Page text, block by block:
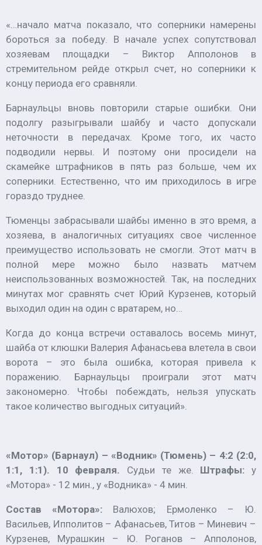
«…начало матча показало, что соперники намерены
бороться за победу. В начале успех сопутствовал
хозяевам площадки – Виктор Апполонов в
стремительном рейде открыл счет, но соперники к
концу периода его сравняли.
Барнаульцы вновь повторили старые ошибки. Они
подолгу разыгрывали шайбу и часто допускали
неточности в передачах. Кроме того, их часто
подводили нервы. И поэтому они просидели на
скамейке штрафников в пять раз больше, чем их
соперники. Естественно, что им приходилось в игре
гораздо труднее.
Тюменцы забрасывали шайбы именно в это время, а
хозяева, в аналогичных ситуациях свое численное
преимущество использовать не смогли. Этот матч в
полной мере можно было назвать матчем
неиспользованных возможностей. Так, на последних
минутах мог сравнять счет Юрий Курзенев, который
выходил один на один с вратарем, но…
Когда до конца встречи оставалось восемь минут,
шайба от клюшки Валерия Афанасьева влетела в свои
ворота – это была ошибка, которая привела к
поражению. Барнаульцы проиграли этот матч
закономерно. Чтобы побеждать, нельзя упускать
такое количество выгодных ситуаций».
«Мотор» (Барнаул) – «Водник» (Тюмень) – 4:2 (2:0,
1:1, 1:1). 10 февраля. Судьи те же. Штрафы: у
«Мотора» - 12 мин., у «Водника» - 4 мин.
Состав «Мотора»: Валюхов; Ермоленко – Ю.
Васильев, Ипполитов – Афанасьев, Титов – Миневич –
Курзенев, Мурашкин – Ю. Роганов – Апполонов,